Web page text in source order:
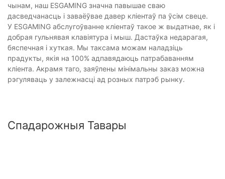
чынам, наш ESGAMING значна павышае сваю
дасведчанасць і заваёўвае давер кліентаў па ўсім свеце.
У ESGAMING абслугоўванне кліентаў такое ж выдатнае, як і
добрая гульнявая клавіятура і мыш. Дастаўка недарагая,
бяспечная і хуткая. Мы таксама можам наладзіць
прадукты, якія на 100% адпавядаюць патрабаванням
кліента. Акрамя таго, заяўлены мінімальны заказ можна
рэгуляваць у залежнасці ад розных патрэб рынку.
Спадарожныя Тавары